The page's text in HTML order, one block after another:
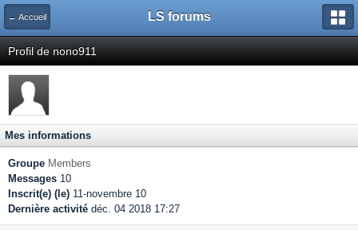
← Accueil LS forums
Profil de nono911
Mes informations
Groupe Members
Messages 10
Inscrit(e) (le) 11-novembre 10
Dernière activité déc. 04 2018 17:27